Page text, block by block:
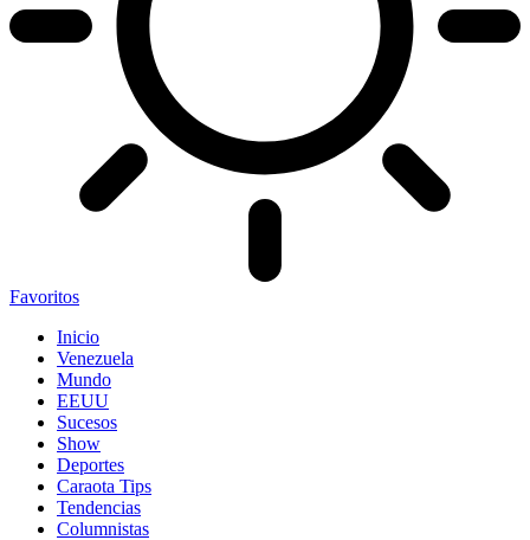
Favoritos
Inicio
Venezuela
Mundo
EEUU
Sucesos
Show
Deportes
Caraota Tips
Tendencias
Columnistas